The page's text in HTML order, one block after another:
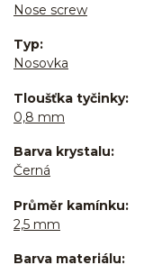
Nose screw
Typ
Nosovka
Tloušťka tyčinky
0,8 mm
Barva krystalu
Černá
Průměr kamínku
2,5 mm
Barva materiálu